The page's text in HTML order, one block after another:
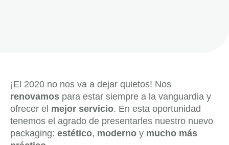
¡El 2020 no nos va a dejar quietos! Nos
renovamos para estar siempre a la vanguardia y
ofrecer el mejor servicio. En esta oportunidad
tenemos el agrado de presentarles nuestro nuevo
packaging: estético, moderno y mucho más